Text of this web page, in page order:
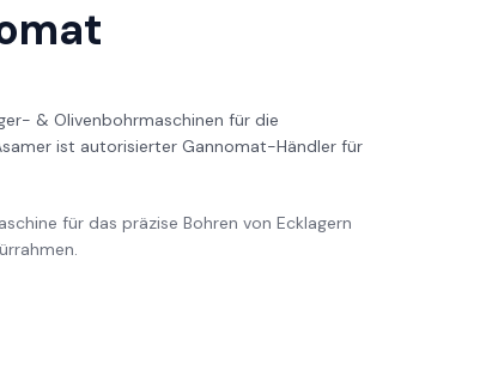
& Olivenbohrmaschinen für die
ist autorisierter Gannomat-Händler für
für das präzise Bohren von Ecklagern